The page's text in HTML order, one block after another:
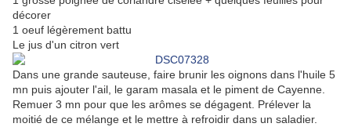
décorer
1 oeuf légèrement battu
Le jus d'un citron vert
Dans une grande sauteuse, faire brunir les oignons dans l'huile 5
mn puis ajouter l'ail, le garam masala et le piment de Cayenne.
Remuer 3 mn pour que les arômes se dégagent. Prélever la
moitié de ce mélange et le mettre à refroidir dans un saladier.